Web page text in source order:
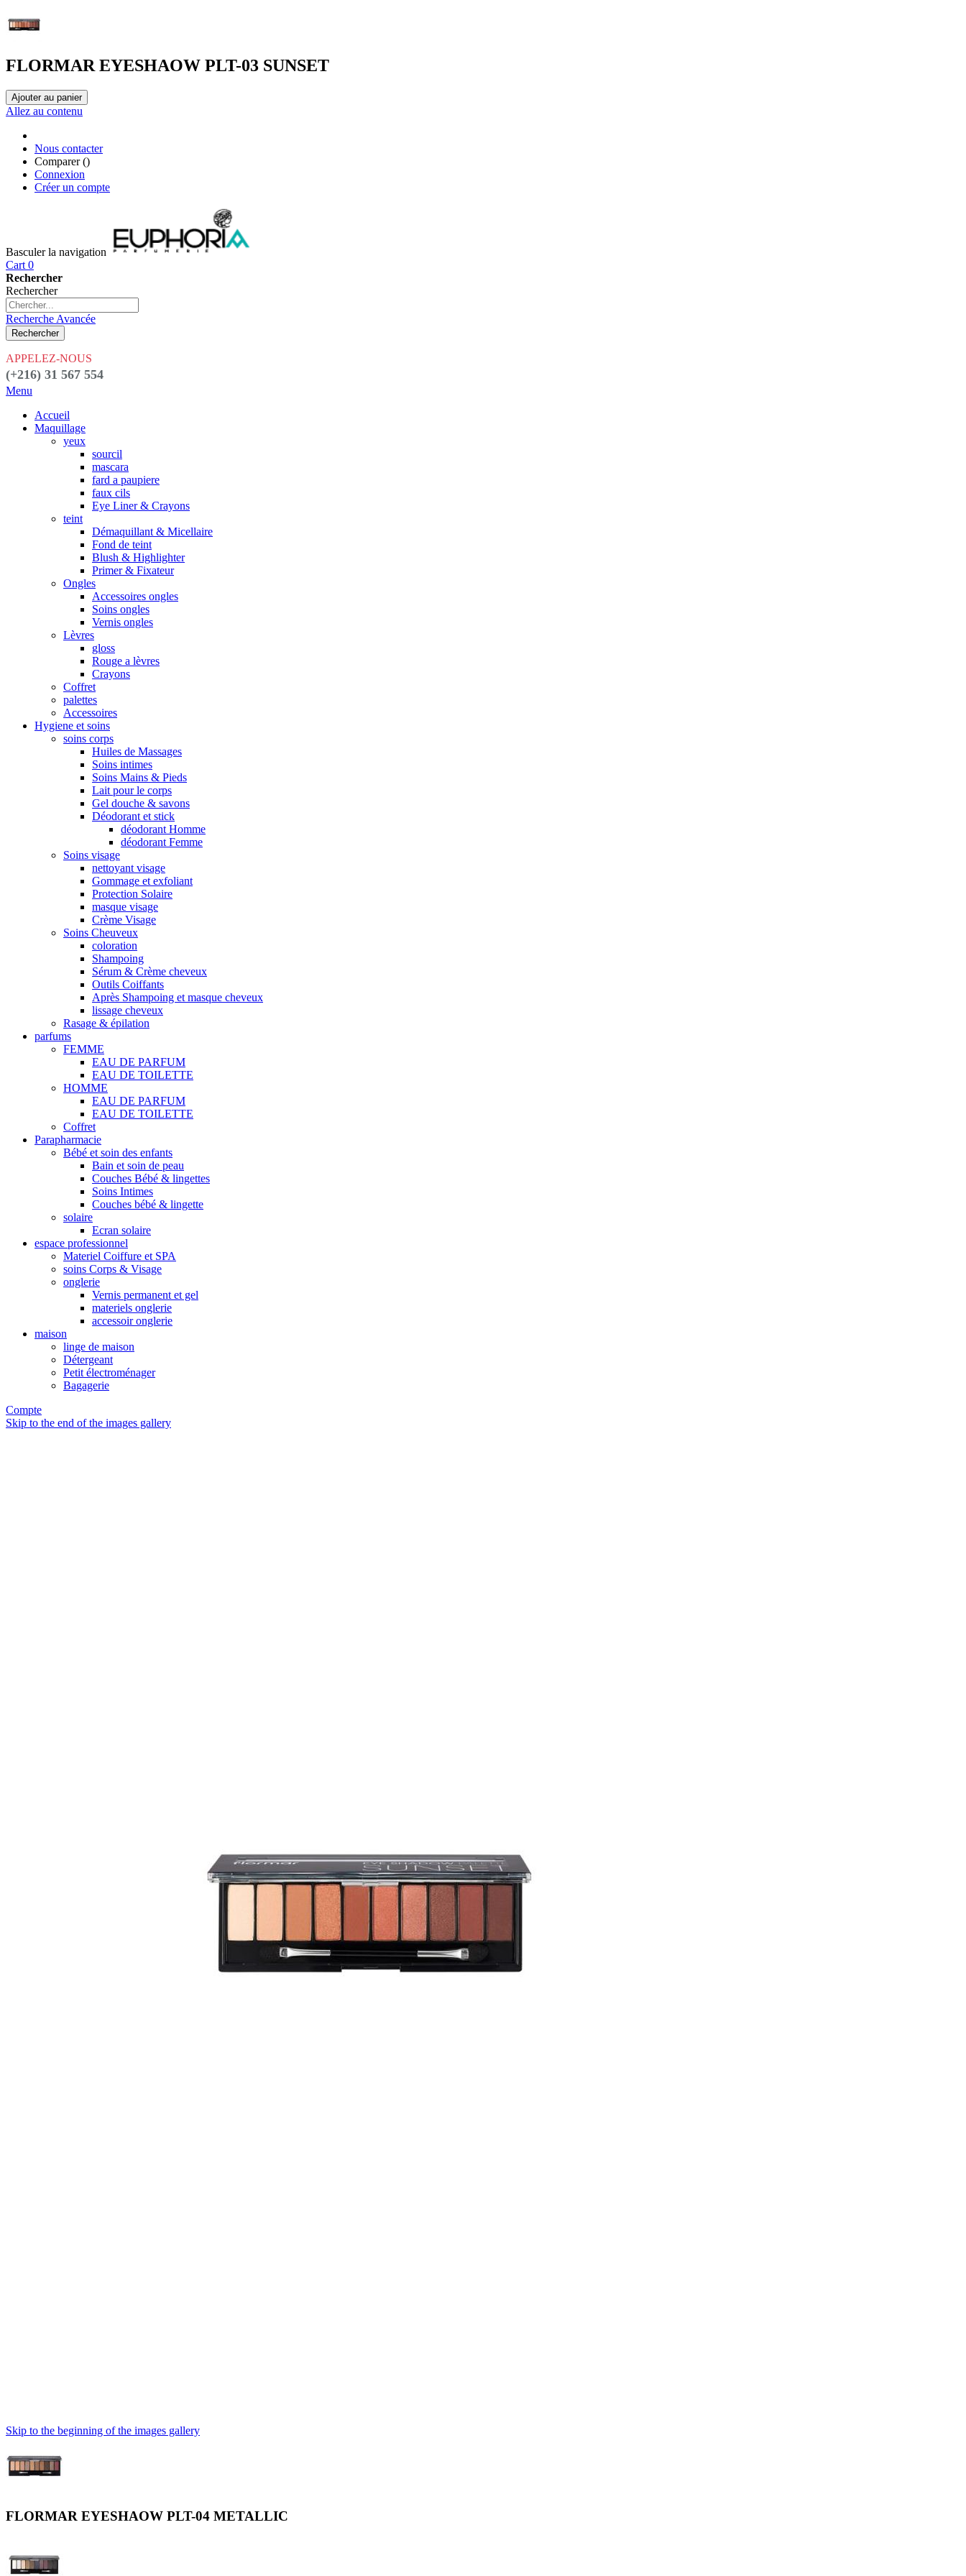
FLORMAR EYESHAOW PLT-03 SUNSET
Ajouter au panier
Allez au contenu
Nous contacter
Comparer ()
Connexion
Créer un compte
Basculer la navigation
Cart 0
Rechercher
Rechercher
Recherche Avancée
Rechercher
APPELEZ-NOUS
(+216) 31 567 554
Menu
Accueil
Maquillage
yeux
sourcil
mascara
fard a paupiere
faux cils
Eye Liner & Crayons
teint
Démaquillant & Micellaire
Fond de teint
Blush & Highlighter
Primer & Fixateur
Ongles
Accessoires ongles
Soins ongles
Vernis ongles
Lèvres
gloss
Rouge a lèvres
Crayons
Coffret
palettes
Accessoires
Hygiene et soins
soins corps
Huiles de Massages
Soins intimes
Soins Mains & Pieds
Lait pour le corps
Gel douche & savons
Déodorant et stick
déodorant Homme
déodorant Femme
Soins visage
nettoyant visage
Gommage et exfoliant
Protection Solaire
masque visage
Crème Visage
Soins Cheuveux
coloration
Shampoing
Sérum & Crème cheveux
Outils Coiffants
Après Shampoing et masque cheveux
lissage cheveux
Rasage & épilation
parfums
FEMME
EAU DE PARFUM
EAU DE TOILETTE
HOMME
EAU DE PARFUM
EAU DE TOILETTE
Coffret
Parapharmacie
Bébé et soin des enfants
Bain et soin de peau
Couches Bébé & lingettes
Soins Intimes
Couches bébé & lingette
solaire
Ecran solaire
espace professionnel
Materiel Coiffure et SPA
soins Corps & Visage
onglerie
Vernis permanent et gel
materiels onglerie
accessoir onglerie
maison
linge de maison
Détergeant
Petit électroménager
Bagagerie
Compte
Skip to the end of the images gallery
Skip to the beginning of the images gallery
FLORMAR EYESHAOW PLT-04 METALLIC